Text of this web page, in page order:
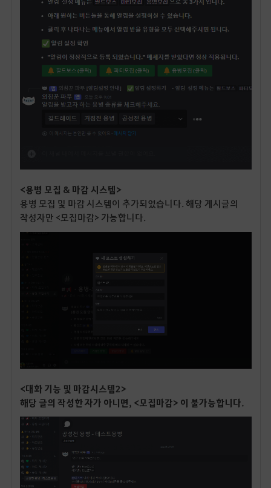
<용병 모집 & 마감 시스템>
용병 모집 및 마감 시스템이 추가되었습니다. 해당 게시글의
작성자만 <모집마감> 가능합니다.
<대화 기능 및 마감시스템2>
해당 글의 작성한 자가 아니면, <모집마감> 이 불가능합니다.